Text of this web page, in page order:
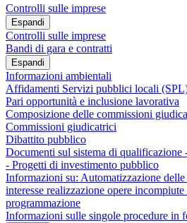
Controlli sulle imprese
Espandi
Controlli sulle imprese
Bandi di gara e contratti
Espandi
Informazioni ambientali
Affidamenti Servizi pubblici locali
Pari opportunità e inclusione lavorativa
Composizione delle commissioni
Commissioni giudicatrici
Dibattito pubblico
Documenti sul sistema di
- Progetti di investimento pubblico
Informazioni su: Automatizzazione
interesse realizzazione opere
programmazione
Informazioni sulle singole procedure in